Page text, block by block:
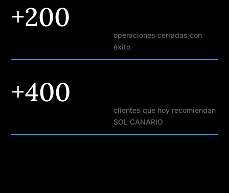
+200
operaciones cerradas con
éxito
+400
clientes que hoy recomiendan
SOL CANARIO